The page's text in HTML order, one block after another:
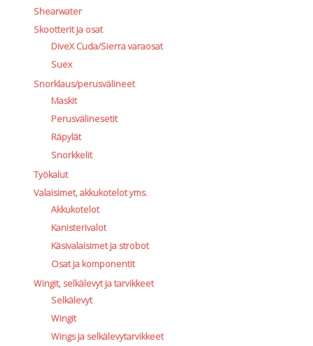
Shearwater
Skootterit ja osat
DiveX Cuda/Sierra varaosat
Suex
Snorklaus/perusvälineet
Maskit
Perusvälinesetit
Räpylät
Snorkkelit
Työkalut
Valaisimet, akkukotelot yms.
Akkukotelot
Kanisterivalot
Käsivalaisimet ja strobot
Osat ja komponentit
Wingit, selkälevyt ja tarvikkeet
Selkälevyt
Wingit
Wings ja selkälevytarvikkeet